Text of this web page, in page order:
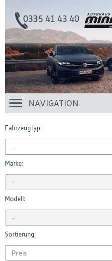
NAVIGATION
Fahrzeugtyp:
Marke:
Modell:
Sortierung: